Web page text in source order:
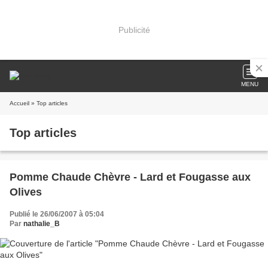
Publicité
MENU
Accueil » Top articles
Top articles
Pomme Chaude Chèvre - Lard et Fougasse aux
Olives
Publié le 26/06/2007 à 05:04
Par nathalie_B